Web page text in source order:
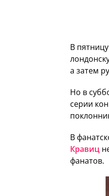
В
а затем
Но в
серии
В
Кравиц
фанатов.